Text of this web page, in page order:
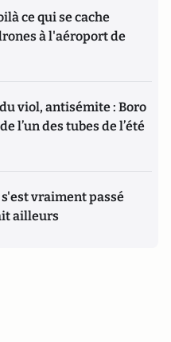
ce qui se cache
à l'aéroport de
viol, antisémite : Boro
l’un des tubes de l’été
vraiment passé
ailleurs